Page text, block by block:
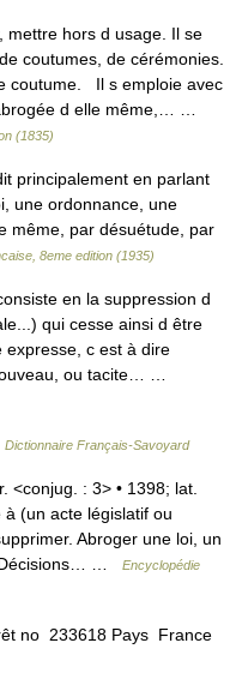
hors d usage. Il se
coutumes, de cérémonies.
coutume. Il s emploie avec
d elle même,… …
(1835)
principalement en parlant
une ordonnance, une
même, par désuétude, par
8eme edition (1935)
en la suppression d
qui cesse ainsi d être
expresse, c est à dire
ou tacite… …
Dictionnaire Français-Savoyard
: 3> • 1398; lat.
(un acte législatif ou
Abroger une loi, un
Décisions… …
Encyclopédie
no 233618 Pays France